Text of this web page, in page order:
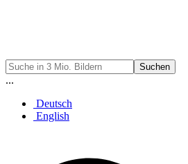
Suchen
...
Deutsch
English